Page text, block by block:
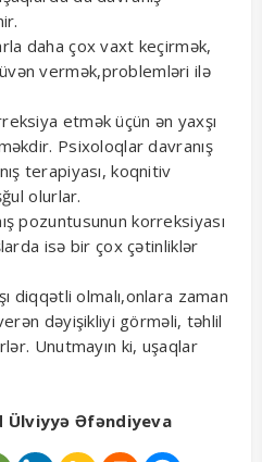
daha çox vaxt keçirmək,
vermək,problemləri ilə
etmək üçün ən yaxşı
Psixoloqlar davranış
terapiyası, koqnitiv
olurlar.
pozuntusunun korreksiyası
isə bir çox çətinliklər
diqqətli olmalı,onlara zaman
dəyişikliyi görməli, təhlil
Unutmayın ki, uşaqlar
Ülviyyə Əfəndiyeva